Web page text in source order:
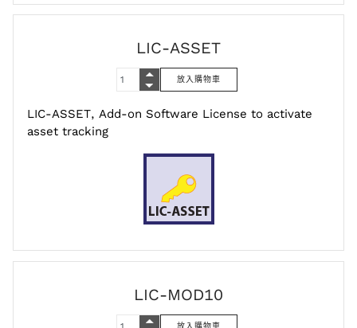
LIC-ASSET
LIC-ASSET, Add-on Software License to activate
asset tracking
LIC-MOD10